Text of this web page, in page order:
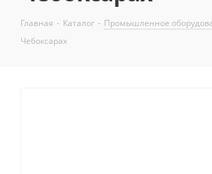
Главная - Каталог - Промышленное
Чебоксарах